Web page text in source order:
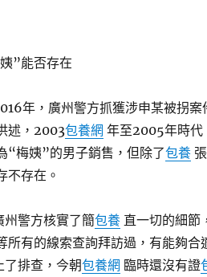
”能否存在
年，廣州警方抓獲涉申某被拐案
述，2003包養網 年至2005年時代
“梅姨”的男子銷售，但除了包養張
不存在。
州警方核實了簡包養直一切的細節
所有的線索查詢拜訪過，有能夠合
排查，今朝包養網 臨時還沒有證